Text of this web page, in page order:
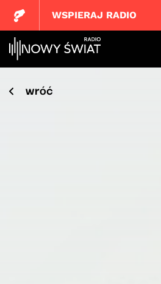
WSPIERAJ RADIO
wróć